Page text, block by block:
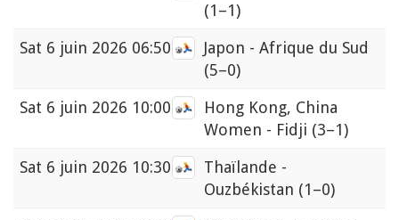
(1–1)
Sat 6 juin 2026 06:50
Japon - Afrique du Sud
(5–0)
Sat 6 juin 2026 10:00
Hong Kong, China
Women - Fidji (3–1)
Sat 6 juin 2026 10:30
Thaïlande -
Ouzbékistan (1–0)